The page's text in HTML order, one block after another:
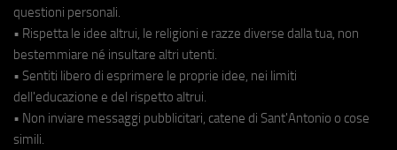
questioni personali.
• Rispetta le idee altrui, le religioni e razze diverse dalla tua, non
bestemmiare né insultare altri utenti.
• Sentiti libero di esprimere le proprie idee, nei limiti
dell'educazione e del rispetto altrui.
• Non inviare messaggi pubblicitari, catene di Sant'Antonio o cose
simili.